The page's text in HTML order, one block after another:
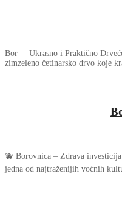
Bor – Ukrasno i Praktično
zimzeleno četinarsko drvo koje
🫐 Borovnica – Zdrava
jedna od najtraženijih voćnih